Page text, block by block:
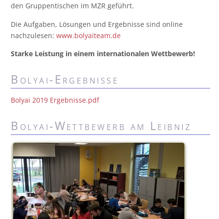
den Gruppentischen im MZR geführt.
Die Aufgaben, Lösungen und Ergebnisse sind online
nachzulesen:www.bolyaiteam.de
Starke Leistung in einem internationalen Wettbewerb!
Bolyai-Ergebnisse
Bolyai 2019 Ergebnisse.pdf
Bolyai-Wettbewerb am Leibniz